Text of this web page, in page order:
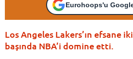
Eurohoops'u
Los Angeles Lakers’ın efsane
başında NBA’i domine etti.